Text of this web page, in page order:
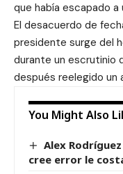
que había escapado
El desacuerdo de
presidente surge del
durante un escrutinio
después reelegido un
You Might Also
Alex
cree error le